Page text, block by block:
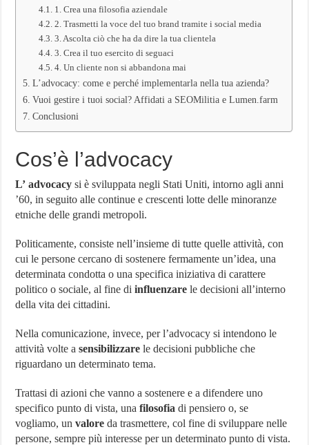
1. Crea una filosofia aziendale
2. Trasmetti la voce del tuo brand tramite i social media
3. Ascolta ciò che ha da dire la tua clientela
3. Crea il tuo esercito di seguaci
4. Un cliente non si abbandona mai
L’advocacy: come e perché implementarla nella tua azienda?
Vuoi gestire i tuoi social? Affidati a SEOMilitia e Lumen.farm
Conclusioni
Cos’è l’advocacy
L’ advocacy si è sviluppata negli Stati Uniti, intorno agli anni
’60, in seguito alle continue e crescenti lotte delle minoranze
etniche delle grandi metropoli.
Politicamente, consiste nell’insieme di tutte quelle attività, con
cui le persone cercano di sostenere fermamente un’idea, una
determinata condotta o una specifica iniziativa di carattere
politico o sociale, al fine diinfluenzare le decisioni all’interno
della vita dei cittadini.
Nella comunicazione, invece, per l’advocacy si intendono le
attività volte asensibilizzare le decisioni pubbliche che
riguardano un determinato tema.
Trattasi di azioni che vanno a sostenere e a difendere uno
specifico punto di vista, unafilosofia di pensiero o, se
vogliamo, unvalore da trasmettere, col fine di sviluppare nelle
persone, sempre più interesse per un determinato punto di vista.